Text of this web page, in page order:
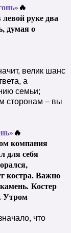
🔥
руке два
думая о
велик шанс
а
семьи;
сторонам – вы
🔥
компания
для себя
костра. Важно
Костер
Утром
что